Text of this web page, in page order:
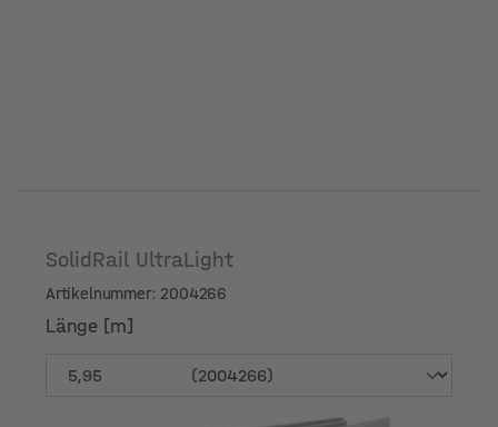
SolidRail UltraLight
Artikelnummer: 2004266
Länge [m]